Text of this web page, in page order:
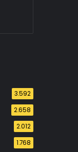
3.592
2.658
2.012
1.768